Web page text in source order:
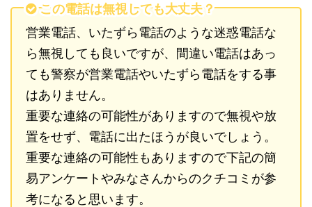
この電話は無視しても大丈夫？
営業電話、いたずら電話のような迷惑電話な
ら無視しても良いですが、間違い電話はあっ
ても警察が営業電話やいたずら電話をする事
はありません。
重要な連絡の可能性がありますので無視や放
置をせず、電話に出たほうが良いでしょう。
重要な連絡の可能性もありますので下記の簡
易アンケートやみなさんからのクチコミが参
考になると思います。